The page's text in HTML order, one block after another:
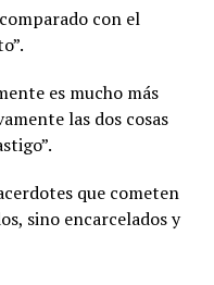
con el
es mucho más
las dos cosas
que cometen
sino encarcelados y